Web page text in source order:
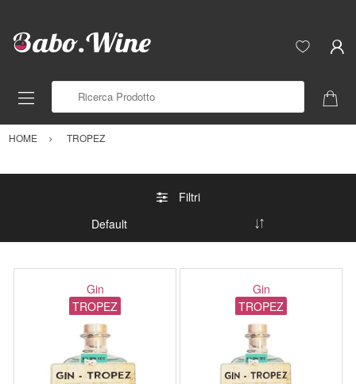
HOME TROPEZ
Filtri
Gin
TROPEZ
Gin
TROPEZ